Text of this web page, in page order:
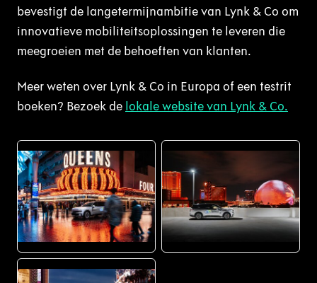
bevestigt de langetermijnambitie van Lynk & Co om
innovatieve mobiliteitsoplossingen te leveren die
meegroeien met de behoeften van klanten.
Meer weten over Lynk & Co in Europa of een testrit
boeken? Bezoek de lokale website van Lynk & Co.
JPG JPG